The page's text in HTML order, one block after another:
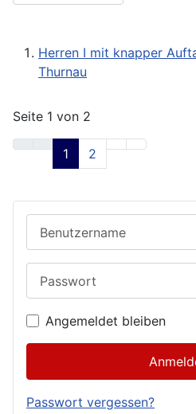
Herren I mit knapper
Thurnau
Seite 1 von 2
1 2
Angemeldet bleiben
Passwort vergessen?